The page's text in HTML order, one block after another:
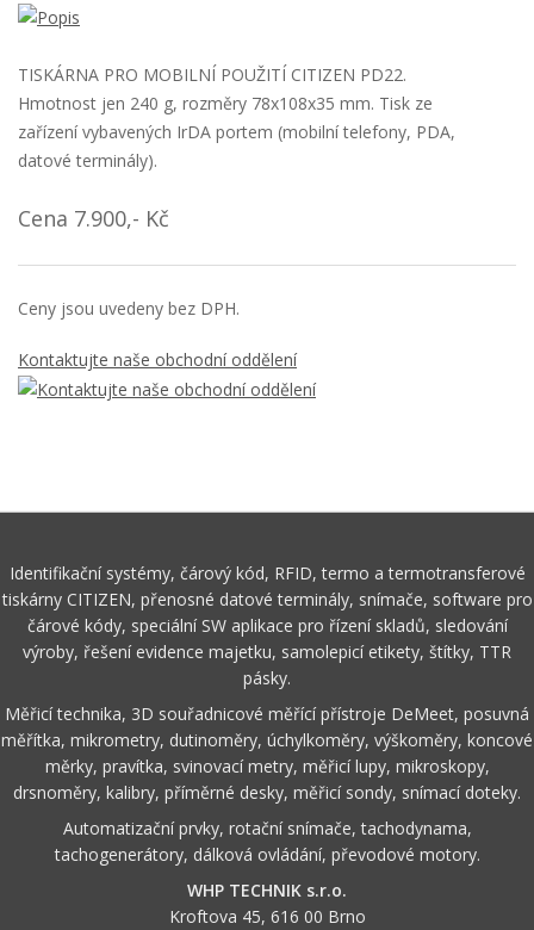
TISKÁRNA PRO MOBILNÍ POUŽITÍ CITIZEN PD22.
Hmotnost jen 240 g, rozměry 78x108x35 mm. Tisk ze
zařízení vybavených IrDA portem (mobilní telefony, PDA,
datové terminály).
Cena 7.900,- Kč
Ceny jsou uvedeny bez DPH.
Kontaktujte naše obchodní oddělení
Identifikační systémy, čárový kód, RFID, termo a termotransferové
tiskárny CITIZEN, přenosné datové terminály, snímače, software pro
čárové kódy, speciální SW aplikace pro řízení skladů, sledování
výroby, řešení evidence majetku, samolepicí etikety, štítky, TTR
pásky.
Měřicí technika, 3D souřadnicové měřící přístroje DeMeet, posuvná
měřítka, mikrometry, dutinoměry, úchylkoměry, výškoměry, koncové
měrky, pravítka, svinovací metry, měřicí lupy, mikroskopy,
drsnoměry, kalibry, příměrné desky, měřicí sondy, snímací doteky.
Automatizační prvky, rotační snímače, tachodynama,
tachogenerátory, dálková ovládání, převodové motory.
WHP TECHNIK s.r.o.
Kroftova 45, 616 00 Brno